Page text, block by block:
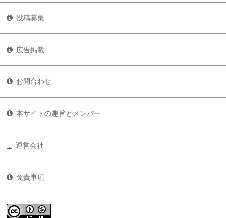
投稿募集
広告掲載
お問合わせ
本サイトの趣旨とメンバー
運営会社
免責事項